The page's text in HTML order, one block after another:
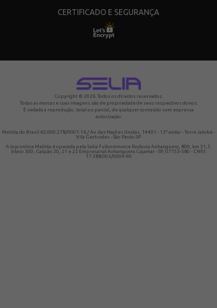
CERTIFICADO E SEGURANÇA
Copyright © 2026. Todos os direitos reservados.
Todas as marcas e suas imagens são de propriedade de seus respectivos donos.
É vedada a reprodução, total ou parcial, de qualquer conteúdo sem expressa
autorização.
Melitta do Brasil 62.000.278/0001-16 / Av. das Nações Unidas, 14401 - 12º andar - Torre Jatobá -
Vila Gertrudes - São Paulo-SP
A loja online Melitta é operada pela Selia Fullcommerce Rodovia Anhanguera, 800, km 31,7,
bloco 300, Galpão 20, 21 e 22 Empresarial Anhanguera Cajamar - SP, 07753-580 - CNPJ:
17.388.003/0004-90